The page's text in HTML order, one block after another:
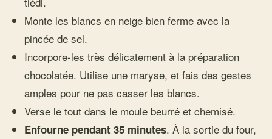
Monte les blancs en neige bien ferme avec la
pincée de sel.
Incorpore-les très délicatement à la préparation
chocolatée. Utilise une maryse, et fais des gestes
amples pour ne pas casser les blancs.
Verse le tout dans le moule beurré et chemisé.
Enfourne pendant 35 minutes. À la sortie du four,